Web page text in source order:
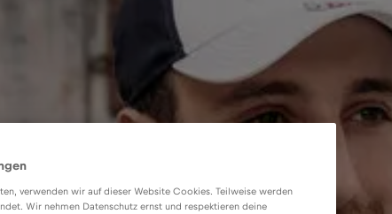
verwenden wir auf dieser Website Cookies. Teilweise werden
Wir nehmen Datenschutz ernst und respektieren deine